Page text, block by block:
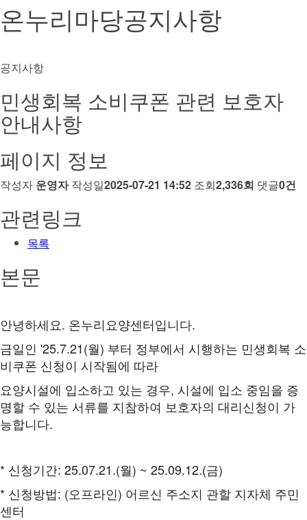
온누리마당공지사항
공지사항
민생회복 소비쿠폰 관련 보호자
안내사항
페이지 정보
작성자 운영자 작성일2025-07-21 14:52 조회2,336회 댓글0건
관련링크
목록
본문
안녕하세요. 온누리요양센터입니다.
금일인 '25.7.21(월) 부터 정부에서 시행하는 민생회복 소
비쿠폰 신청이 시작됨에 따라
요양시설에 입소하고 있는 경우, 시설에 입소 중임을 증
명할 수 있는 서류를 지참하여 보호자의 대리신청이 가
능합니다.
* 신청기간: 25.07.21.(월) ~ 25.09.12.(금)
* 신청방법: (오프라인) 어르신 주소지 관할 지자체 주민
센터